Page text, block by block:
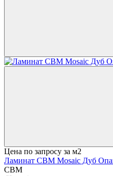
Цена по запросу за м2
Ламинат CBM Mosaic Дуб
CBM